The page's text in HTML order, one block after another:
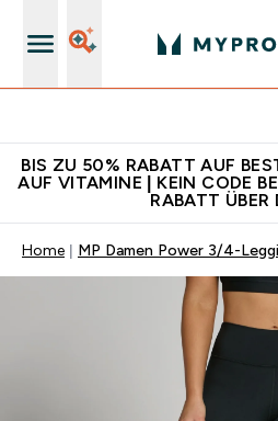
BIS ZU 50% RABATT AUF
AUF VITAMINE | KEIN CODE
RABATT ÜBER
Home MP Damen Power 3/4-